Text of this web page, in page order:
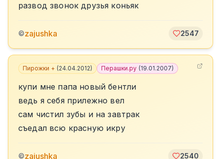
развод звонок друзья коньяк
©zajushka 2547
Пирожки + (24.04.2012) Перашки.ру (19.01.2007)
купи мне папа новый бентли
ведь я себя прилежно вел
сам чистил зубы и на завтрак
съедал всю красную икру
©zajushka 2540